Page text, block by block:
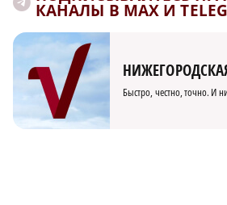
КАНАЛЫ В MAX И
Быстро, честно, точно. И